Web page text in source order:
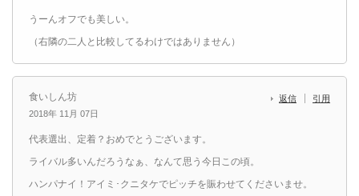
うーんオフでも美しい。
（右隣の二人と比較してるわけではありません）
食いしん坊
2018年 11月 07日
返信 引用
代表選出、定着？おめでとうございます。
ライバル多いんだろうなぁ、なんて思う今日この頃。
ハンパナイ！アイミ･クニタケでピッチを賑わせてくださいませ。